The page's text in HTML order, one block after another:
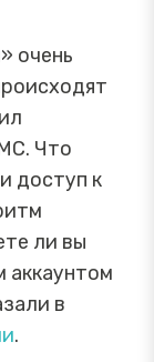
очень
Что
доступ к
ли вы
аккаунтом
в
.